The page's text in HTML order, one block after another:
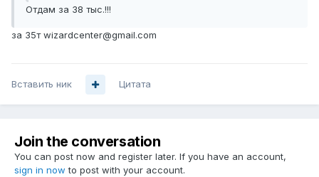
Отдам за 38 тыс.!!!
за 35т wizardcenter@gmail.com
Вставить ник Цитата
Join the conversation
You can post now and register later. If you have an account,
sign in now to post with your account.